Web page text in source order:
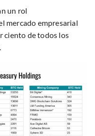
un rol
mercado empresarial
ciento de todos los